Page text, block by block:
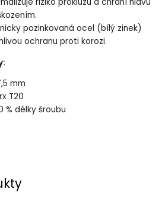
pozinkovaná ocel (bílý zinek)
ochranu proti korozi.
mm
T20
% délky šroubu